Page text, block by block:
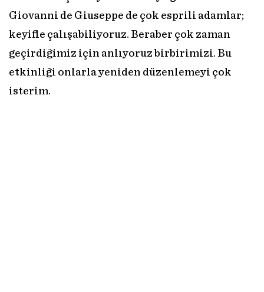
Giovanni de Giuseppe de çok esprili adamlar;
keyifle çalışabiliyoruz. Beraber çok zaman
geçirdiğimiz için anlıyoruz birbirimizi. Bu
etkinliği onlarla yeniden düzenlemeyi çok
isterim.